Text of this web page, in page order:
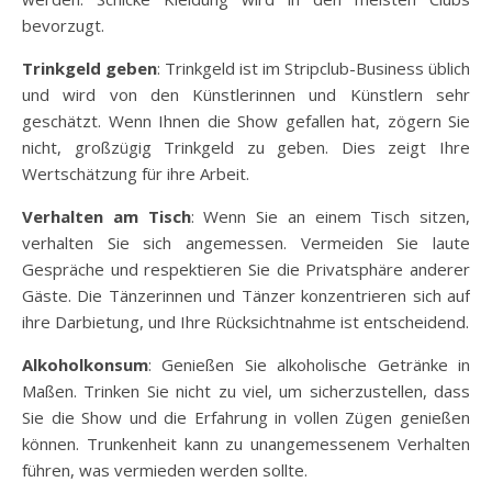
bevorzugt.
Trinkgeld geben: Trinkgeld ist im Stripclub-Business üblich
und wird von den Künstlerinnen und Künstlern sehr
geschätzt. Wenn Ihnen die Show gefallen hat, zögern Sie
nicht, großzügig Trinkgeld zu geben. Dies zeigt Ihre
Wertschätzung für ihre Arbeit.
Verhalten am Tisch: Wenn Sie an einem Tisch sitzen,
verhalten Sie sich angemessen. Vermeiden Sie laute
Gespräche und respektieren Sie die Privatsphäre anderer
Gäste. Die Tänzerinnen und Tänzer konzentrieren sich auf
ihre Darbietung, und Ihre Rücksichtnahme ist entscheidend.
Alkoholkonsum: Genießen Sie alkoholische Getränke in
Maßen. Trinken Sie nicht zu viel, um sicherzustellen, dass
Sie die Show und die Erfahrung in vollen Zügen genießen
können. Trunkenheit kann zu unangemessenem Verhalten
führen, was vermieden werden sollte.